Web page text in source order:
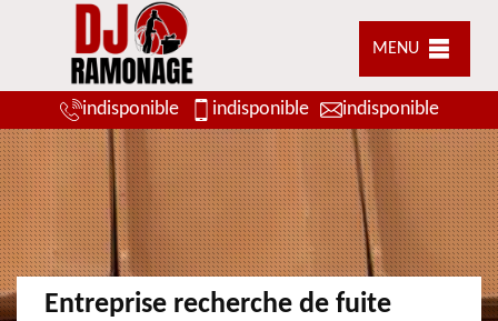
MENU
indisponible indisponible indisponible
Entreprise recherche de fuite